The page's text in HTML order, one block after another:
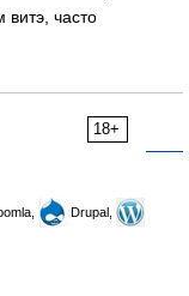
витэ, часто
18+
Drupal,